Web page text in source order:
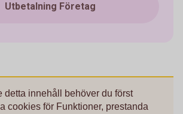
Utbetalning Företag
detta innehåll behöver du först
cookies för Funktioner, prestanda